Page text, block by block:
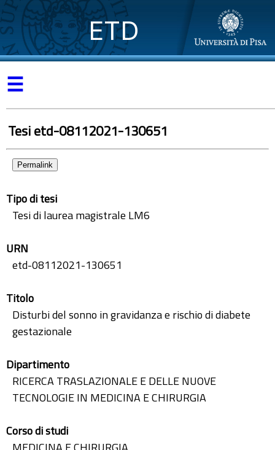
ETD
☰
Tesi etd-08112021-130651
Permalink
Tipo di tesi
Tesi di laurea magistrale LM6
URN
etd-08112021-130651
Titolo
Disturbi del sonno in gravidanza e rischio di diabete
gestazionale
Dipartimento
RICERCA TRASLAZIONALE E DELLE NUOVE
TECNOLOGIE IN MEDICINA E CHIRURGIA
Corso di studi